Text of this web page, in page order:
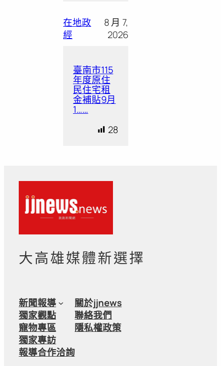
在地政
經
8 月 7,
2026
臺南市115
年度原住
民住宅租
金補貼9月
1……
28
大高雄媒體新選擇
新聞報導
獨家觀點
寵物專區
獨家專訪
報導合作洽詢
關於jjnews
聯絡我們
隱私權政策